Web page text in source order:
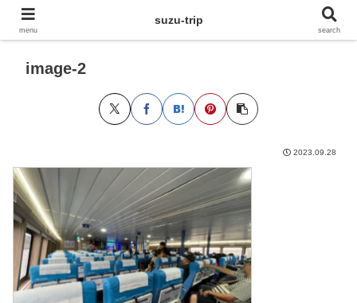
image-2
2023.09.28
menu
suzu-trip
search